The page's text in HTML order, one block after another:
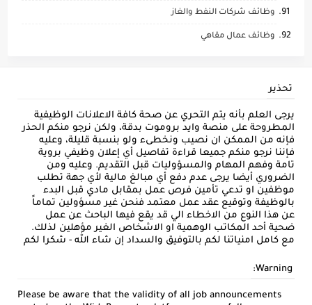
وظائف شركات النفط والغاز
وظائف عمال مقاهي
تحذير
يرجى العلم بأنه يتم التحري عن صحة كافة الاعلانات الوظيفية
المطروحة على منصة وايد بروموت بدقة، ولكن نرجو منكم الحذر
فإنه من الممكن ان نصيب ونخطىء ولو بنسبة قليلة، وعليه
فإننا نرجو منكم جميعا قراءة تفاصيل أي إعلان وظيفي بروية
تامة وفهم المهام والمسؤوليات قبل التقديم. وعليه ومن
الضروري أيضا يرجى عدم دفع أي مبالغ مالية لأي جهة تطلب
موظفين او تدعي تأمين فرص عمل بمقابل مادي قبل البدء
بالوظيفة وتوقيع عقد عمل معتمد فنحن غير مسؤولين تماماً
عن هذا النوع من الاخطاء الي قد يقع فيها الباحث عن عمل
ضحية أحد المكاتب الوهمية او الاشخاص الغير مؤهلين لذلك.
مع كامل امنياتنا لكم بالتوفيق والسداد إن شاء الله - شكرا لكم
Warning:
Please be aware that the validity of all job announcements